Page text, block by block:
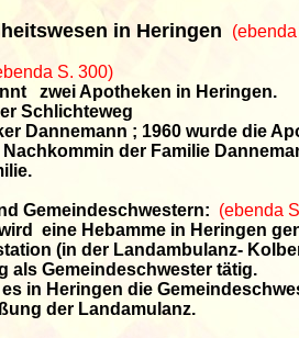
in Heringen
S. 300)
zwei Apotheken in Heringen.
Schlichteweg
Dannemann ; 1960 wurde die
Nachkommin der Familie
Gemeindeschwestern: (ebenda
eine Hebamme in Heringen
(in der Landambulanz-
als Gemeindeschwester tätig.
in Heringen die
der Landamulanz.